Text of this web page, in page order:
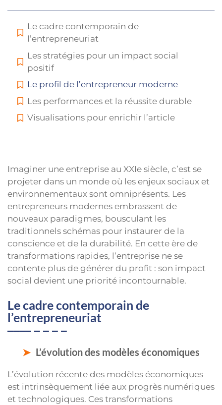
Le cadre contemporain de
l’entrepreneuriat
Les stratégies pour un impact social
positif
Le profil de l’entrepreneur moderne
Les performances et la réussite durable
Visualisations pour enrichir l’article
Imaginer une entreprise au XXIe siècle, c’est se
projeter dans un monde où les enjeux sociaux et
environnementaux sont omniprésents. Les
entrepreneurs modernes embrassent de
nouveaux paradigmes, bousculant les
traditionnels schémas pour instaurer de la
conscience et de la durabilité. En cette ère de
transformations rapides, l’entreprise ne se
contente plus de générer du profit : son impact
social devient une priorité incontournable.
Le cadre contemporain de
l’entrepreneuriat
L’évolution des modèles économiques
L’évolution récente des modèles économiques
est intrinsèquement liée aux progrès numériques
et technologiques. Ces transformations